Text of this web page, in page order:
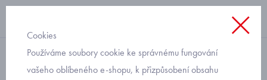
bez kapuce
Cookies
Používáme soubory cookie ke správnému fungování
vašeho oblíbeného e-shopu, k přizpůsobení obsahu